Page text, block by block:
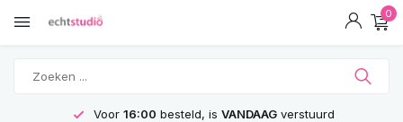
0
VANDAAGverstuurd